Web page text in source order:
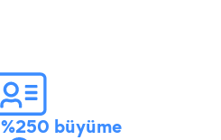
%250 büyüme